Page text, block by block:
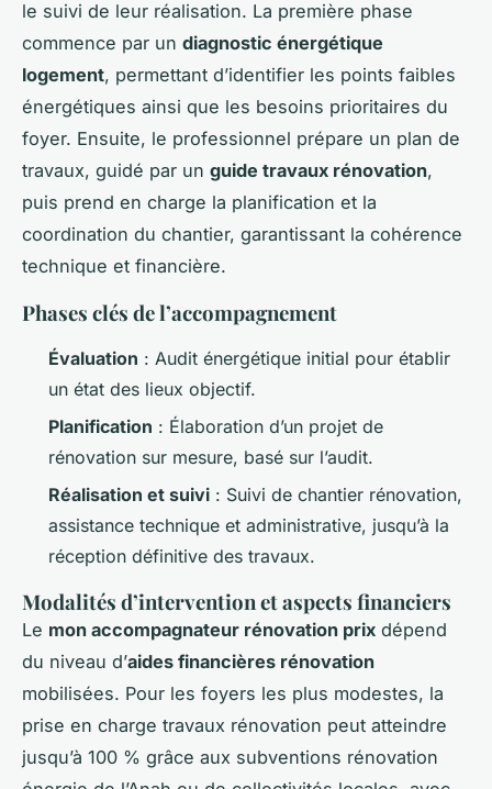
le suivi de leur réalisation. La première phase
commence par un diagnostic énergétique
logement, permettant d’identifier les points faibles
énergétiques ainsi que les besoins prioritaires du
foyer. Ensuite, le professionnel prépare un plan de
travaux, guidé par un guide travaux rénovation,
puis prend en charge la planification et la
coordination du chantier, garantissant la cohérence
technique et financière.
Phases clés de l’accompagnement
Évaluation : Audit énergétique initial pour établir
un état des lieux objectif.
Planification : Élaboration d’un projet de
rénovation sur mesure, basé sur l’audit.
Réalisation et suivi : Suivi de chantier rénovation,
assistance technique et administrative, jusqu’à la
réception définitive des travaux.
Modalités d’intervention et aspects financiers
Le mon accompagnateur rénovation prix dépend
du niveau d’aides financières rénovation
mobilisées. Pour les foyers les plus modestes, la
prise en charge travaux rénovation peut atteindre
jusqu’à 100 % grâce aux subventions rénovation